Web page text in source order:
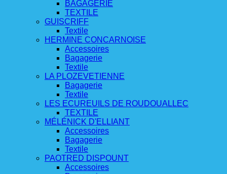
BAGAGERIE
TEXTILE
GUISCRIFF
Textile
HERMINE CONCARNOISE
Accessoires
Bagagerie
Textile
LA PLOZEVETIENNE
Bagagerie
Textile
LES ECUREUILS DE ROUDOUALLEC
TEXTILE
MÉLÉNICK D'ELLIANT
Accessoires
Bagagerie
Textile
PAOTRED DISPOUNT
Accessoires